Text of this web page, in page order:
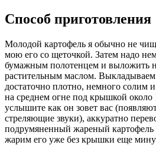
Способ приготовления
Молодой картофель я обычно не
мою его со щеточкой. Затем надо
бумажным полотенцем и выложить
растительным маслом.
достаточно плотно, немного солим
на среднем огне под крышкой
услышите как он зовет вас
стреляющие звуки), аккуратно
подрумяненный жареный картофель
жарим его уже без крышки еще